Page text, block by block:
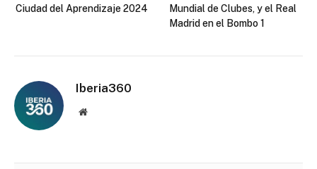
Ciudad del Aprendizaje 2024
Mundial de Clubes, y el Real
Madrid en el Bombo 1
Iberia360
Website